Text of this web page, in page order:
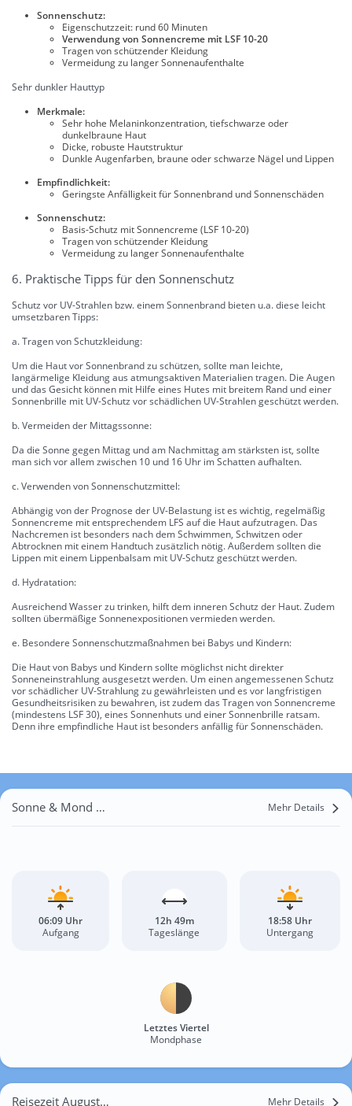
Sonnenschutz:
Eigenschutzzeit: rund 60 Minuten
Verwendung von Sonnencreme mit LSF 10-20
Tragen von schützender Kleidung
Vermeidung zu langer Sonnenaufenthalte
Sehr dunkler Hauttyp
Merkmale:
Sehr hohe Melaninkonzentration, tiefschwarze oder
dunkelbraune Haut
Dicke, robuste Hautstruktur
Dunkle Augenfarben, braune oder schwarze Nägel und Lippen
Empfindlichkeit:
Geringste Anfälligkeit für Sonnenbrand und Sonnenschäden
Sonnenschutz:
Basis-Schutz mit Sonnencreme (LSF 10-20)
Tragen von schützender Kleidung
Vermeidung zu langer Sonnenaufenthalte
6. Praktische Tipps für den Sonnenschutz
Schutz vor UV-Strahlen bzw. einem Sonnenbrand bieten u.a. diese leicht
umsetzbaren Tipps:
a. Tragen von Schutzkleidung:
Um die Haut vor Sonnenbrand zu schützen, sollte man leichte,
langärmelige Kleidung aus atmungsaktiven Materialien tragen. Die Augen
und das Gesicht können mit Hilfe eines Hutes mit breitem Rand und einer
Sonnenbrille mit UV-Schutz vor schädlichen UV-Strahlen geschützt werden.
b. Vermeiden der Mittagssonne:
Da die Sonne gegen Mittag und am Nachmittag am stärksten ist, sollte
man sich vor allem zwischen 10 und 16 Uhr im Schatten aufhalten.
c. Verwenden von Sonnenschutzmittel:
Abhängig von der Prognose der UV-Belastung ist es wichtig, regelmäßig
Sonnencreme mit entsprechendem LFS auf die Haut aufzutragen. Das
Nachcremen ist besonders nach dem Schwimmen, Schwitzen oder
Abtrocknen mit einem Handtuch zusätzlich nötig. Außerdem sollten die
Lippen mit einem Lippenbalsam mit UV-Schutz geschützt werden.
d. Hydratation:
Ausreichend Wasser zu trinken, hilft dem inneren Schutz der Haut. Zudem
sollten übermäßige Sonnenexpositionen vermieden werden.
e. Besondere Sonnenschutzmaßnahmen bei Babys und Kindern:
Die Haut von Babys und Kindern sollte möglichst nicht direkter
Sonneneinstrahlung ausgesetzt werden. Um einen angemessenen Schutz
vor schädlicher UV-Strahlung zu gewährleisten und es vor langfristigen
Gesundheitsrisiken zu bewahren, ist zudem das Tragen von Sonnencreme
(mindestens LSF 30), eines Sonnenhuts und einer Sonnenbrille ratsam.
Denn ihre empfindliche Haut ist besonders anfällig für Sonnenschäden.
Sonne & Mond Agadez Mehr Details
06:09 Uhr
Aufgang
12h 49m
Tageslänge
18:58 Uhr
Untergang
Letztes Viertel
Mondphase
Reisezeit August für Agadez Mehr Details